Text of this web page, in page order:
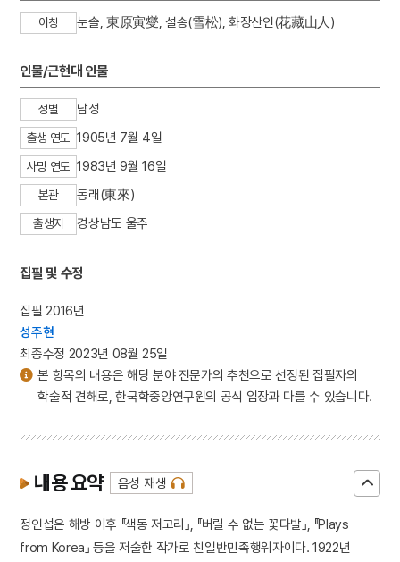
이칭 눈솔, 東原寅燮, 설송(雪松), 화장산인(花藏山人)
인물/근현대 인물
성별 남성
출생 연도 1905년 7월 4일
사망 연도 1983년 9월 16일
본관 동래(東來)
출생지 경상남도 울주
집필 및 수정
집필 2016년
성주현
최종수정 2023년 08월 25일
본 항목의 내용은 해당 분야 전문가의 추천으로 선정된 집필자의
학술적 견해로, 한국학중앙연구원의 공식 입장과 다를 수 있습니다.
내용 요약 음성 재생
정인섭은 해방 이후 『색동 저고리』, 『버릴 수 없는 꽃다발』, 『Plays
from Korea』 등을 저술한 작가로 친일반민족행위자이다. 1922년